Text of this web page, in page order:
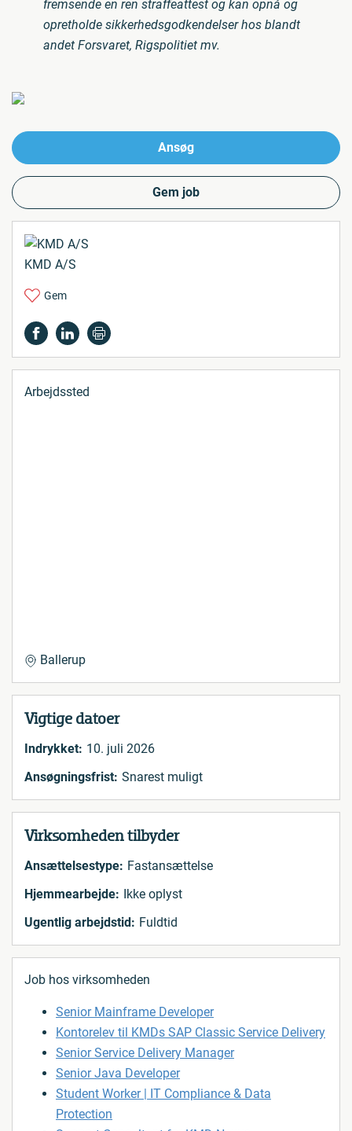
fremsende en ren straffeattest og kan opnå og
opretholde sikkerhedsgodkendelser hos blandt
andet Forsvaret, Rigspolitiet mv.
Ansøg
Gem job
KMD A/S
Gem
Arbejdssted
Ballerup
Vigtige datoer
Indrykket: 10. juli 2026
Ansøgningsfrist: Snarest muligt
Virksomheden tilbyder
Ansættelsestype: Fastansættelse
Hjemmearbejde: Ikke oplyst
Ugentlig arbejdstid: Fuldtid
Job hos virksomheden
Senior Mainframe Developer
Kontorelev til KMDs SAP Classic Service Delivery
Senior Service Delivery Manager
Senior Java Developer
Student Worker | IT Compliance & Data
Protection